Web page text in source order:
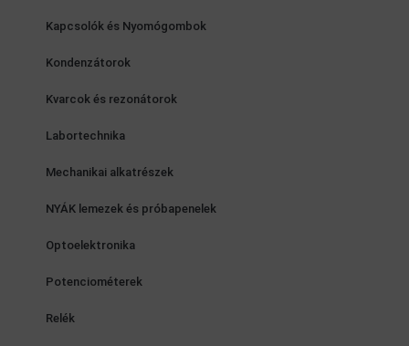
Kapcsolók és Nyomógombok
Kondenzátorok
Kvarcok és rezonátorok
Labortechnika
Mechanikai alkatrészek
NYÁK lemezek és próbapenelek
Optoelektronika
Potenciométerek
Relék